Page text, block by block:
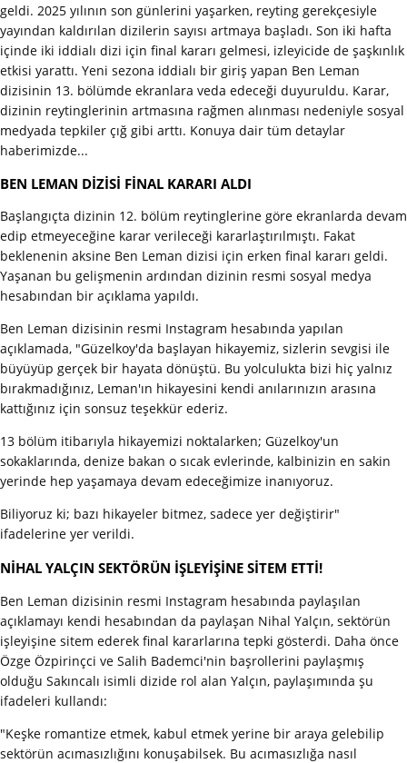
geldi. 2025 yılının son günlerini yaşarken, reyting gerekçesiyle
yayından kaldırılan dizilerin sayısı artmaya başladı. Son iki hafta
içinde iki iddialı dizi için final kararı gelmesi, izleyicide de şaşkınlık
etkisi yarattı. Yeni sezona iddialı bir giriş yapan Ben Leman
dizisinin 13. bölümde ekranlara veda edeceği duyuruldu. Karar,
dizinin reytinglerinin artmasına rağmen alınması nedeniyle sosyal
medyada tepkiler çığ gibi arttı. Konuya dair tüm detaylar
haberimizde...
BEN LEMAN DİZİSİ FİNAL KARARI ALDI
Başlangıçta dizinin 12. bölüm reytinglerine göre ekranlarda devam
edip etmeyeceğine karar verileceği kararlaştırılmıştı. Fakat
beklenenin aksine Ben Leman dizisi için erken final kararı geldi.
Yaşanan bu gelişmenin ardından dizinin resmi sosyal medya
hesabından bir açıklama yapıldı.
Ben Leman dizisinin resmi Instagram hesabında yapılan
açıklamada, "Güzelkoy'da başlayan hikayemiz, sizlerin sevgisi ile
büyüyüp gerçek bir hayata dönüştü. Bu yolculukta bizi hiç yalnız
bırakmadığınız, Leman'ın hikayesini kendi anılarınızın arasına
kattığınız için sonsuz teşekkür ederiz.
13 bölüm itibarıyla hikayemizi noktalarken; Güzelkoy'un
sokaklarında, denize bakan o sıcak evlerinde, kalbinizin en sakin
yerinde hep yaşamaya devam edeceğimize inanıyoruz.
Biliyoruz ki; bazı hikayeler bitmez, sadece yer değiştirir"
ifadelerine yer verildi.
NİHAL YALÇIN SEKTÖRÜN İŞLEYİŞİNE SİTEM ETTİ!
Ben Leman dizisinin resmi Instagram hesabında paylaşılan
açıklamayı kendi hesabından da paylaşan Nihal Yalçın, sektörün
işleyişine sitem ederek final kararlarına tepki gösterdi. Daha önce
Özge Özpirinçci ve Salih Bademci'nin başrollerini paylaşmış
olduğu Sakıncalı isimli dizide rol alan Yalçın, paylaşımında şu
ifadeleri kullandı:
"Keşke romantize etmek, kabul etmek yerine bir araya gelebilip
sektörün acımasızlığını konuşabilsek. Bu acımasızlığa nasıl